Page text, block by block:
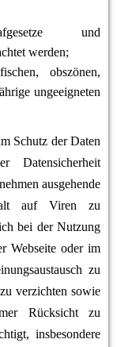
und
werden;
obszönen,
ungeeigneten
Schutz der Daten
Datensicherheit
ausgehende
auf Viren zu
bei der Nutzung
Webseite oder im
zu
verzichten sowie
Rücksicht zu
insbesondere